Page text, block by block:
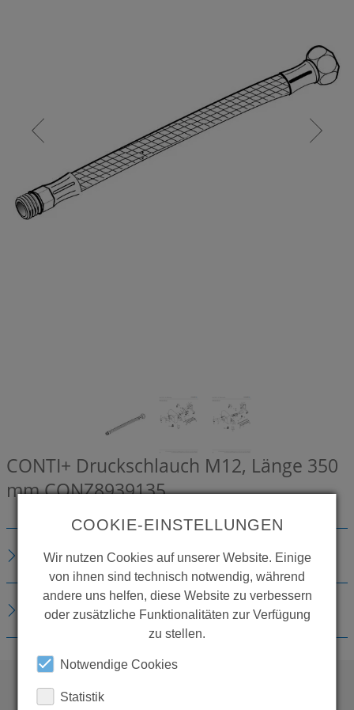
CONTI+ Druckschlauch M12, Länge 350
mmCONZ8939135
BESCHREIBUNG
DOWNLOADS
COOKIE-EINSTELLUNGEN
Wir nutzen Cookies auf unserer Website. Einige
von ihnen sind technisch notwendig, während
andere uns helfen, diese Website zu verbessern
oder zusätzliche Funktionalitäten zur Verfügung
zu stellen.
Notwendige Cookies
Statistik